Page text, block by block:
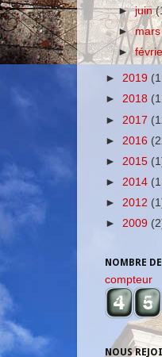
►juin
►
►
► 2019
► 2018
► 2017
► 2016
► 2015
► 2014
► 2012
► 2009
NOMBRE
compteur
NOUS